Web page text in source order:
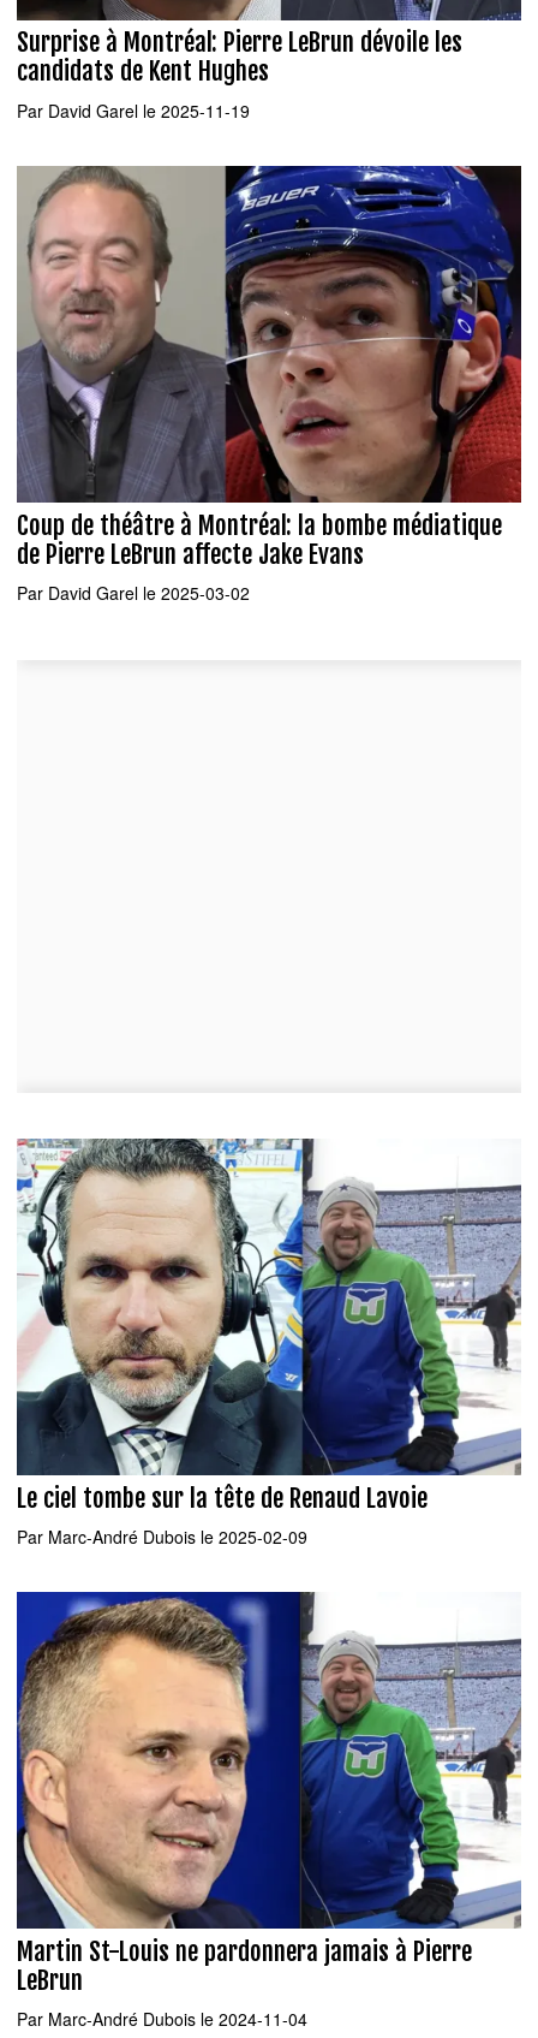
Surprise à Montréal: Pierre LeBrun dévoile les
candidats de Kent Hughes
Par David Garel le 2025-11-19
Coup de théâtre à Montréal: la bombe médiatique
de Pierre LeBrun affecte Jake Evans
Par David Garel le 2025-03-02
Le ciel tombe sur la tête de Renaud Lavoie
Par Marc-André Dubois le 2025-02-09
Martin St-Louis ne pardonnera jamais à Pierre
LeBrun
Par Marc-André Dubois le 2024-11-04